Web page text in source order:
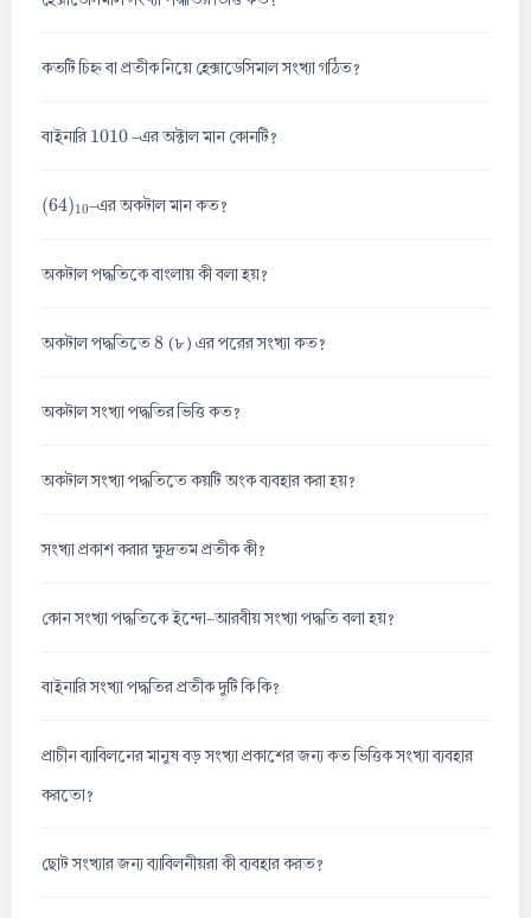
কতটি চিহ্ন বা প্রতীক নিয়ে হেক্সাডেসিমাল সংখ্যা গঠিত?
বাইনারি 1010 -এর অক্টাল মান কোনটি?
(64) -এর অকটাল মান কত?
অকটাল পদ্ধতিকে বাংলায় কী বলা হয়?
অকটাল পদ্ধতিতে 8 (৮) এর পরের সংখ্যা কত?
অকটাল সংখ্যা পদ্ধতির ভিত্তি কত?
অকটাল সংখ্যা পদ্ধতিতে কয়টি অংক ব্যবহার করা হয়?
সংখ্যা প্রকাশ করার ক্ষুদ্রতম প্রতীক কী?
কোন সংখ্যা পদ্ধতিকে ইন্দো-আরবীয় সংখ্যা পদ্ধতি বলা হয়?
বাইনারি সংখ্যা পদ্ধতির প্রতীক দুটি কি কি?
প্রাচীন ব্যাবিলনের মানুষ বড় সংখ্যা প্রকাশের জন্য কত ভিত্তিক সংখ্যা ব্যবহার
করতো?
ছোট সংখ্যার জন্য ব্যাবিলনীয়রা কী ব্যবহার করত?